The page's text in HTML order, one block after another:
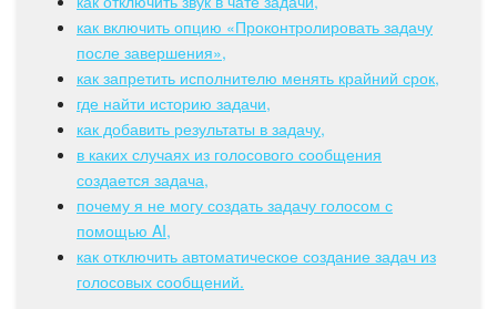
КЭДО
Подпись
Маркетинг
Центр продаж
Аналитика
как включить опцию «Проконтролировать задачу
после завершения»,
как запретить исполнителю менять крайний срок,
где найти историю задачи,
как добавить результаты в задачу,
в каких случаях из голосового сообщения
создается задача,
почему я не могу создать задачу голосом с
помощью AI,
как отключить автоматическое создание задач из
голосовых сообщений.